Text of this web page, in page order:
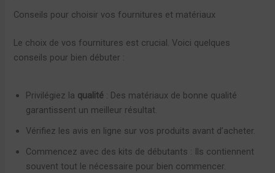
Conseils pour choisir vos fournitures et matériaux
Le choix de vos fournitures est crucial. Voici quelques
conseils pour bien débuter :
Privilégiez la qualité : Des matériaux de bonne qualité
garantissent un meilleur résultat.
Vérifiez les avis en ligne sur vos produits avant d’acheter.
Commencez avec des kits de débutants : Ils contiennent
souvent tout le nécessaire pour bien commencer.